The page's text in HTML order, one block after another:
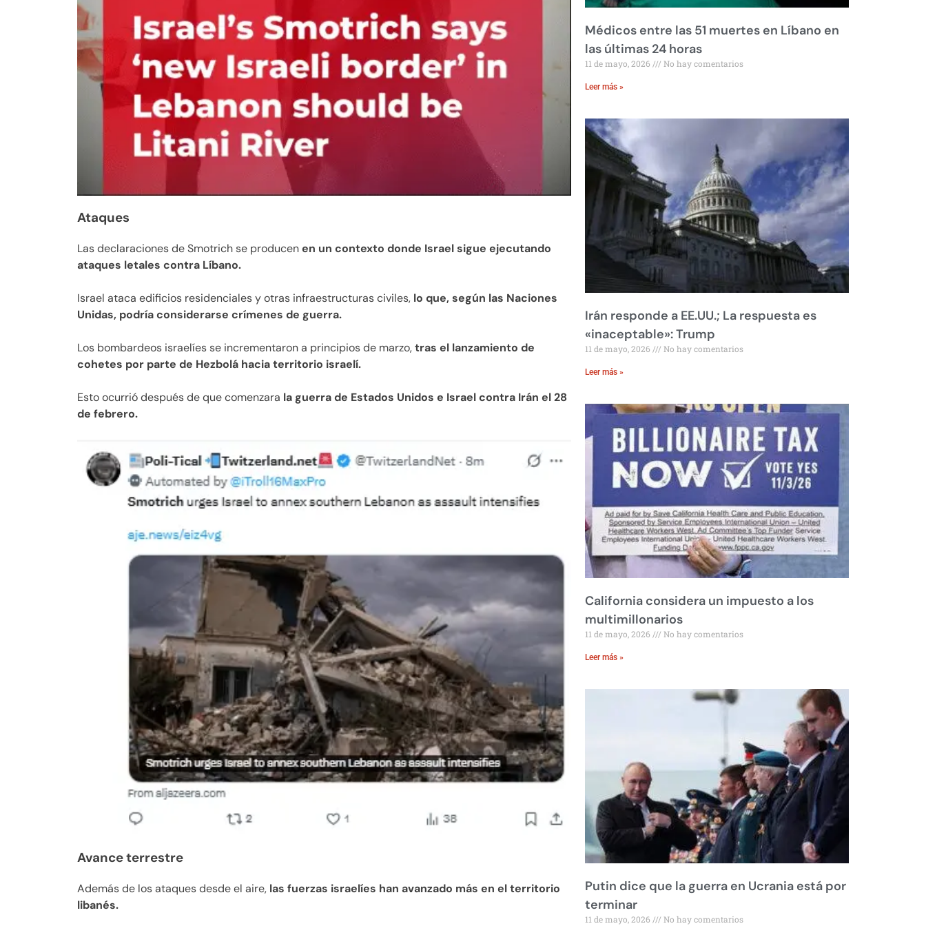
Ataques
Las declaraciones de Smotrich se producenen un contexto donde Israel sigue ejecutando
ataques letales contra Líbano.
Israel ataca edificios residenciales y otras infraestructuras civiles, lo que, según las Naciones
Unidas, podría considerarse crímenes de guerra.
Los bombardeos israelíes se incrementaron a principios de marzo,tras el lanzamiento de
cohetes por parte de Hezbolá hacia territorio israelí.
Esto ocurrió después de que comenzara la guerra de Estados Unidos e Israel contra Irán el 28
de febrero.
Avance terrestre
Además de los ataques desde el aire, las fuerzas israelíes han avanzado más en el territorio
libanés.
Médicos entre las 51 muertes en Líbano en
las últimas 24 horas
11 de mayo, 2026 No hay comentarios
Leer más »
Irán responde a EE.UU.; La respuesta es
«inaceptable»: Trump
11 de mayo, 2026 No hay comentarios
Leer más »
California considera un impuesto a los
multimillonarios
11 de mayo, 2026 No hay comentarios
Leer más »
Putin dice que la guerra en Ucrania está por
terminar
11 de mayo, 2026 No hay comentarios